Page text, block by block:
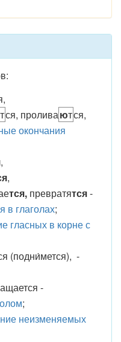
тся, проливаются,
окончания
,
,
тся, превратятся-
в глаголах;
гласных в корне с
(подни́мется), -
-
;
неизменяемых